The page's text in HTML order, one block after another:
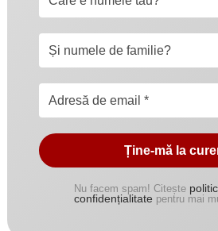
Nu facem spam! Citește
confidențialitate pentru mai